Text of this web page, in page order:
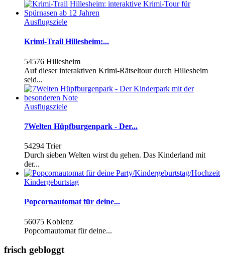
Ausflugsziele
Krimi-Trail Hillesheim:...
54576 Hillesheim
Auf dieser interaktiven Krimi-Rätseltour durch Hillesheim
seid...
Ausflugsziele
7Welten Hüpfburgenpark - Der...
54294 Trier
Durch sieben Welten wirst du gehen. Das Kinderland mit
der...
Kindergeburtstag
Popcornautomat für deine...
56075 Koblenz
Popcornautomat für deine...
frisch gebloggt